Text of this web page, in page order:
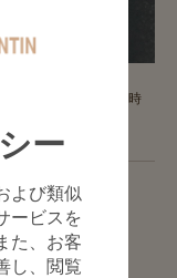
を大切にしながら、時
ー
よび類似
ービスを
た、お客
し、閲覧